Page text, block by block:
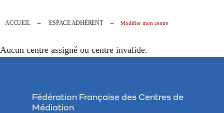
ACCUEIL ESPACE ADHÉRENT Modifier mon centre
Aucun centre assigné ou centre invalide.
Fédération Française des Centres de
Médiation